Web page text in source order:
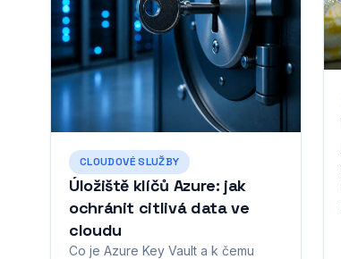
CLOUDOVÉ SLUŽBY
Úložiště klíčů Azure: jak
ochránit citlivá data ve
cloudu
Co je Azure Key Vault a k čemu